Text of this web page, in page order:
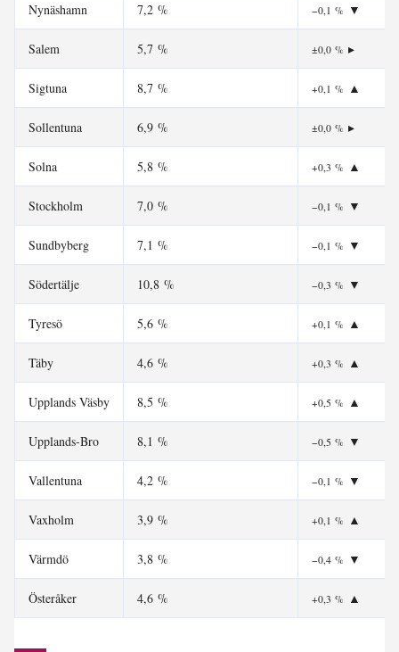
Nynäshamn 7,2 % −0,1 % ▼
Salem 5,7 % ±0,0 % ▸
Sigtuna 8,7 % +0,1 % ▲
Sollentuna 6,9 % ±0,0 % ▸
Solna 5,8 % +0,3 % ▲
Stockholm 7,0 % −0,1 % ▼
Sundbyberg 7,1 % −0,1 % ▼
Södertälje 10,8 % −0,3 % ▼
Tyresö 5,6 % +0,1 % ▲
Täby 4,6 % +0,3 % ▲
Upplands Väsby 8,5 % +0,5 % ▲
Upplands-Bro 8,1 % −0,5 % ▼
Vallentuna 4,2 % −0,1 % ▼
Vaxholm 3,9 % +0,1 % ▲
Värmdö 3,8 % −0,4 % ▼
Österåker 4,6 % +0,3 % ▲